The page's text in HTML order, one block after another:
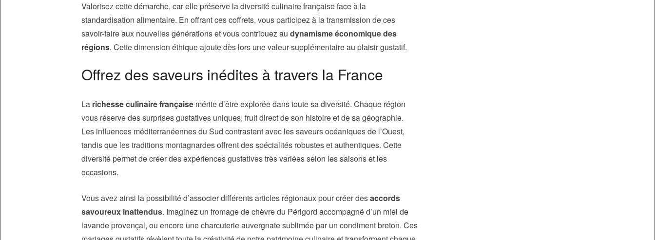
Valorisez cette démarche, car elle préserve la diversité culinaire française face à la
standardisation alimentaire. En offrant ces coffrets, vous participez à la transmission de ces
savoir-faire aux nouvelles générations et vous contribuez au dynamisme économique des
régions. Cette dimension éthique ajoute dès lors une valeur supplémentaire au plaisir gustatif.
Offrez des saveurs inédites à travers la France
La richesse culinaire française mérite d’être explorée dans toute sa diversité. Chaque région
vous réserve des surprises gustatives uniques, fruit direct de son histoire et de sa géographie.
Les influences méditerranéennes du Sud contrastent avec les saveurs océaniques de l’Ouest,
tandis que les traditions montagnardes offrent des spécialités robustes et authentiques. Cette
diversité permet de créer des expériences gustatives très variées selon les saisons et les
occasions.
Vous avez ainsi la possibilité d’associer différents articles régionaux pour créer desaccords
savoureux inattendus. Imaginez un fromage de chèvre du Périgord accompagné d’un miel de
lavande provençal, ou encore une charcuterie auvergnate sublimée par un condiment breton. Ces